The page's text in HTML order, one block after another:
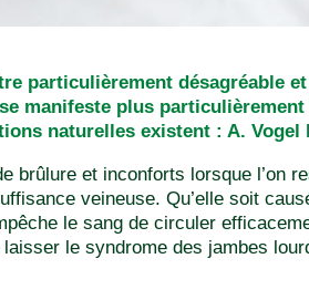
particulièrement désagréable
manifeste plus
naturelles existent : A. Vogel
brûlure et inconforts lorsque l’on
veineuse. Qu’elle soit
le sang de circuler
le syndrome des jambes